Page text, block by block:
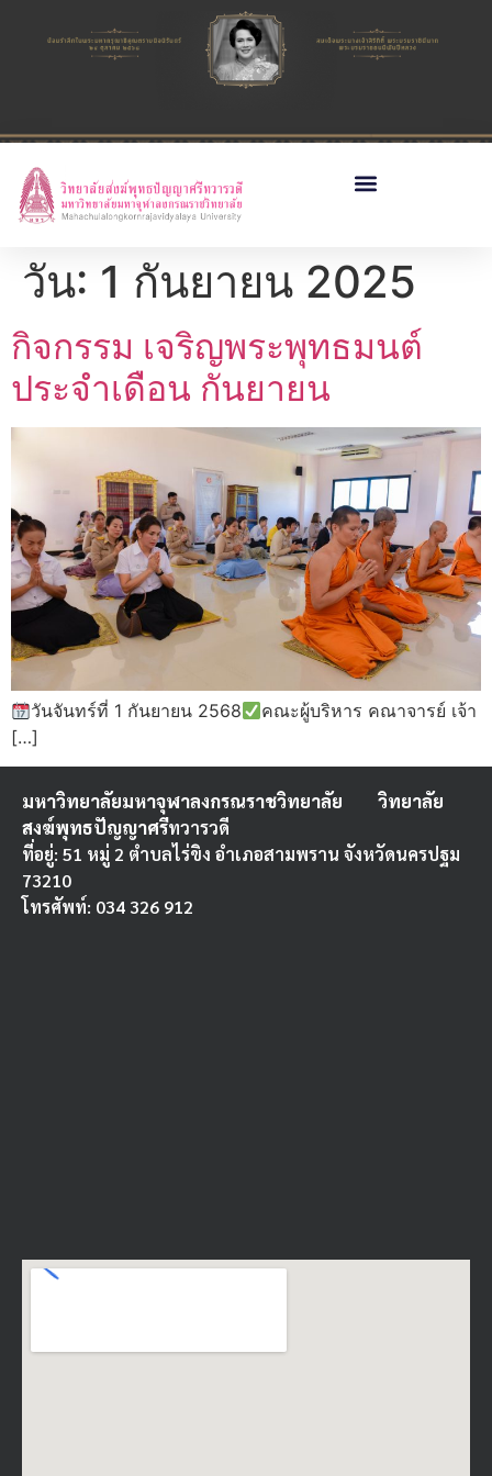
วัน: 1 กันยายน 2025
กิจกรรม เจริญพระพุทธมนต์
ประจำเดือน กันยายน
วันจันทร์ที่ 1 กันยายน 2568
คณะผู้บริหาร คณาจารย์ เจ้า
[…]
มหาวิทยาลัยมหาจุฬาลงกรณราชวิทยาลัย วิทยาลัย
สงฆ์พุทธปัญญาศรีทวารวดี
ที่อยู่: 51 หมู่ 2 ตำบลไร่ขิง อำเภอสามพราน จังหวัดนครปฐม
73210
โทรศัพท์: 034 326 912